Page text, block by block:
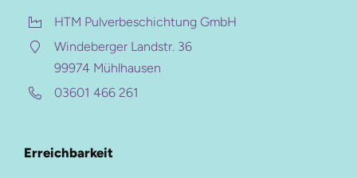
HTM Pulverbeschichtung GmbH
Windeberger Landstr. 36
99974 Mühlhausen
03601 466 261
Erreichbarkeit
Schutz und Farbvielfalt
Perfekte Oberflächen
Präzision
Hauptmenü
HTM Gruppe
HTM Heiztechnik
HTM Beschichtung